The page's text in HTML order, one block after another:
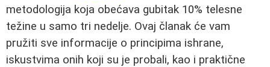
metodologija koja obećava gubitak 10% telesne
težine u samo tri nedelje. Ovaj članak će vam
pružiti sve informacije o principima ishrane,
iskustvima onih koji su je probali, kao i praktične